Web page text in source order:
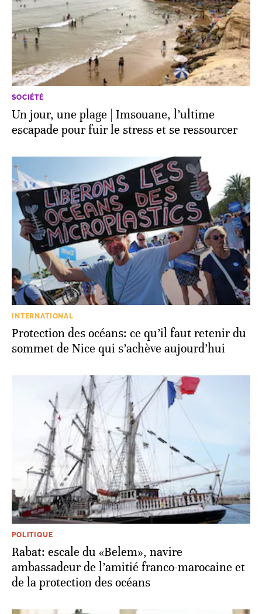
SOCIÉTÉ
Un jour, une plage | Imsouane, l’ultime
escapade pour fuir le stress et se ressourcer
INTERNATIONAL
Protection des océans: ce qu’il faut retenir du
sommet de Nice qui s’achève aujourd’hui
POLITIQUE
Rabat: escale du «Belem», navire
ambassadeur de l’amitié franco-marocaine et
de la protection des océans